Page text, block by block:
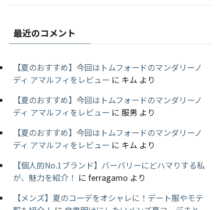
最近のコメント
【夏のおすすめ】今回はトムフォードのマンダリーノ
ディ アマルフィをレビュー に キム より
【夏のおすすめ】今回はトムフォードのマンダリーノ
ディ アマルフィをレビュー に 服男 より
【夏のおすすめ】今回はトムフォードのマンダリーノ
ディ アマルフィをレビュー に キム より
【個人的No.1ブランド】バーバリーにどハマりする私
が、魅力を紹介！ に ferragamo より
【メンズ】夏のコーデをオシャレに！デート服やモテ